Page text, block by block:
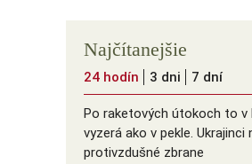
Najčítanejšie
24 hodín 3 dni 7 dní
Po raketových útokoch to v
vyzerá ako v pekle. Ukrajinci
protivzdušné zbrane